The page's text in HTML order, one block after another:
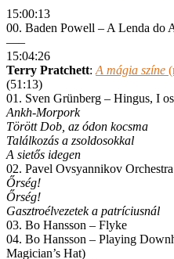
15:00:13
00. Baden Powell – A Lenda do
—–
15:04:26
Terry Pratchett: A mágia színe
(51:13)
01. Sven Grünberg – Hingus, I
Ankh-Morpork
Törött Dob, az ódon kocsma
Találkozás a zsoldosokkal
A sietős idegen
02. Pavel Ovsyannikov
Őrség!
Őrség!
Gasztroélvezetek a patríciusnál
03. Bo Hansson – Flyke
04. Bo Hansson – Playing
Magician’s Hat)